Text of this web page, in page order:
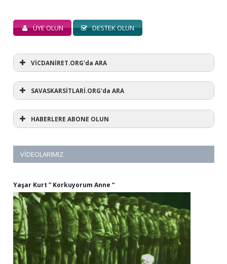
ÜYE OLUN DESTEK OLUN
VİCDANİRET.ORG'da ARA
SAVASKARSİTLARİ.ORG'da ARA
HABERLERE ABONE OLUN
VIDEOLARIMIZ
Yaşar Kurt ” Korkuyorum Anne “